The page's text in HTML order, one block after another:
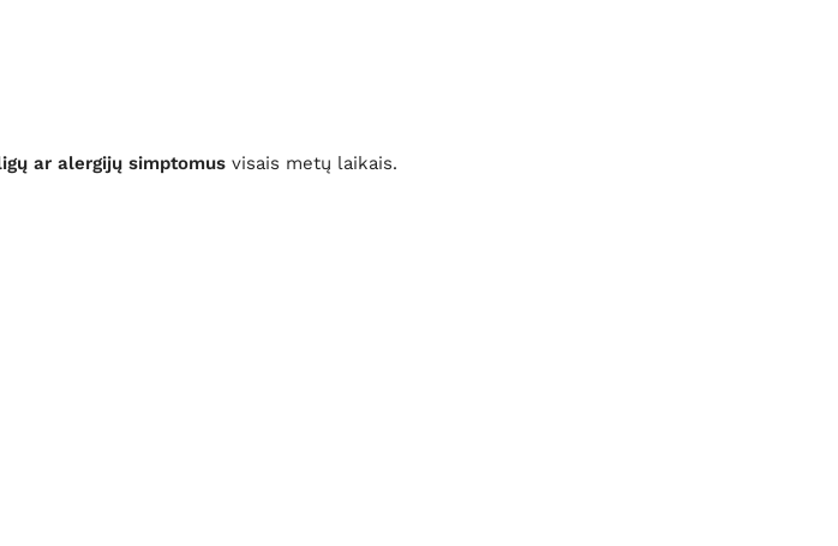
ar alergijų simptomus visais metų laikais.